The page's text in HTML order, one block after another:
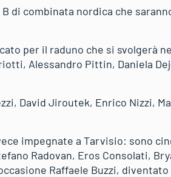
di combinata nordica che
per il raduno che si svolgerà
Alessandro Pittin, Daniela
David Jiroutek, Enrico Nizzi,
impegnate a Tarvisio: sono
Radovan, Eros Consolati,
Raffaele Buzzi,